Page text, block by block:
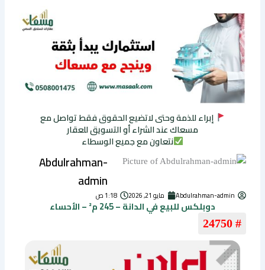
إبراء للذمة وحتى لاتضيع الحقوق فقط تواصل مع
مسعاك عند الشراء أو التسويق للعقار
نتعاون مع جميع الوسطاء
Abdulrahman-
admin
Abdulrahman-admin مايو 21, 2026 1:18 ص
دوبلكس للبيع في الدانة – 245 م² – الأحساء
# 24750